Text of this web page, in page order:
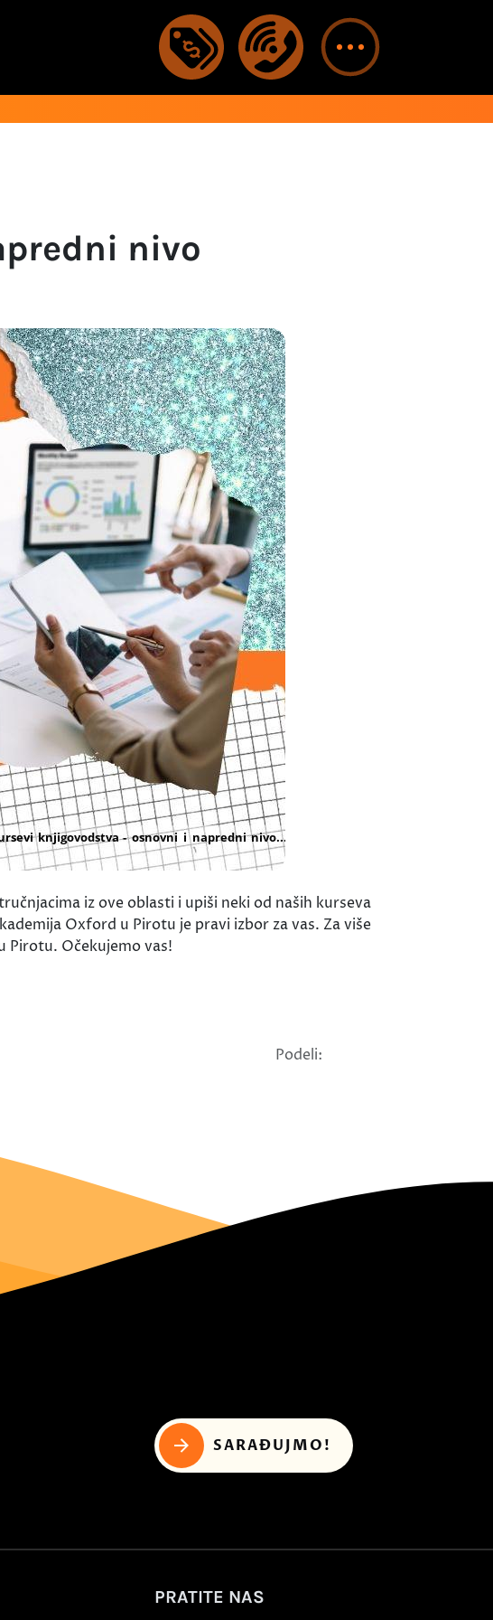
nivo
iz ove oblasti i upiši neki od naših kurseva
Oxford u Pirotu je pravi izbor za vas. Za više
Pirotu. Očekujemo vas!
Podeli:
SARAĐUJMO!
PRATITE NAS